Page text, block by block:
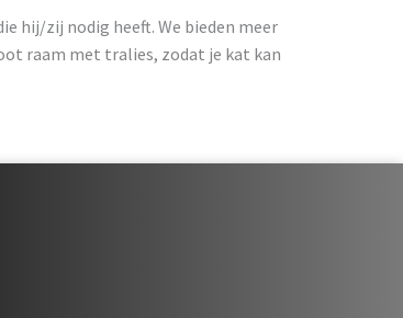
hij/zij nodig heeft. We bieden meer
raam met tralies, zodat je kat kan